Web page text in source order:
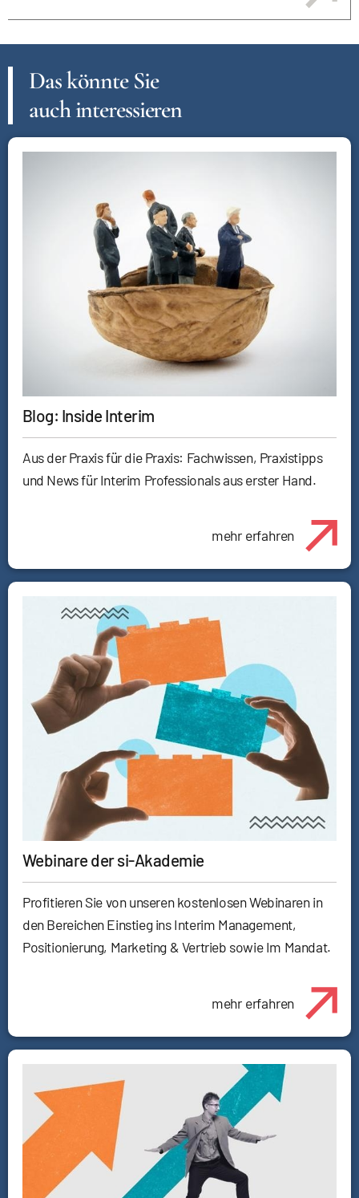
Das könnte Sie
auch interessieren
Blog: Inside Interim
Aus der Praxis für die Praxis: Fachwissen, Praxistipps
und News für Interim Professionals aus erster Hand.
mehr erfahren
Webinare der si-Akademie
Profitieren Sie von unseren kostenlosen Webinaren in
den Bereichen Einstieg ins Interim Management,
Positionierung, Marketing & Vertrieb sowie Im Mandat.
mehr erfahren